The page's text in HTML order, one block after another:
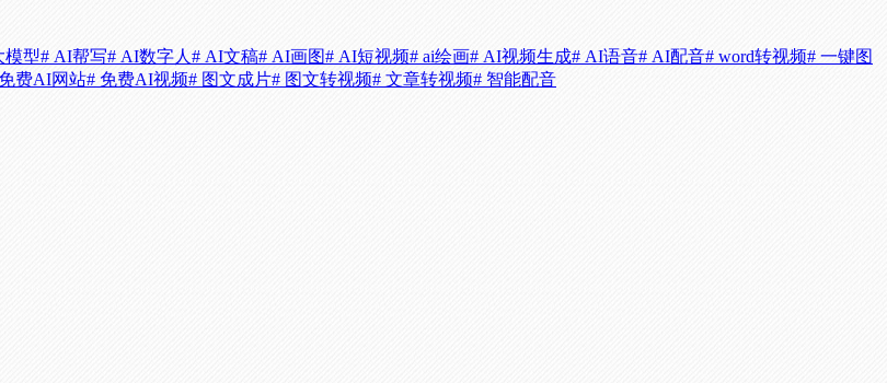
模型# AI帮写# AI数字人# AI文稿# AI画图# AI短视频# ai绘画# AI视频生成# AI语音# AI配音# word转视频# 一键图
费AI网站# 免费AI视频# 图文成片# 图文转视频# 文章转视频# 智能配音